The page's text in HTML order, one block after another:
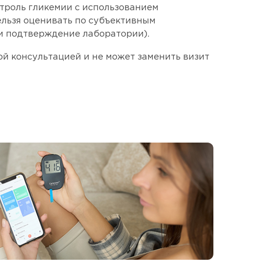
гликемии с использованием
оценивать по субъективным
подтверждение лаборатории).
консультацией и не может заменить визит